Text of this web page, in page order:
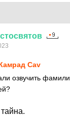
Cav
озвучить